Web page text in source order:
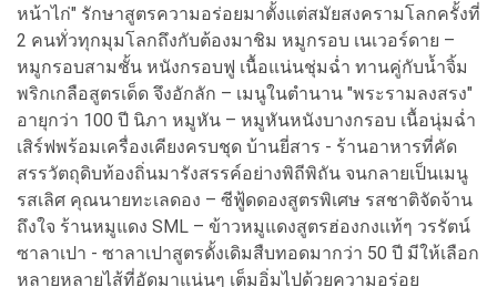
หน้าไก่" รักษาสูตรความอร่อยมาตั้งแต่สมัยสงครามโลกครั้งที่
2 คนทั่วทุกมุมโลกถึงกับต้องมาชิม หมูกรอบ เนเวอร์ดาย –
หมูกรอบสามชั้น หนังกรอบฟู เนื้อแน่นชุ่มฉ่ำ ทานคู่กับน้ำจิ้ม
พริกเกลือสูตรเด็ด จึงอักลัก – เมนูในตำนาน "พระรามลงสรง"
อายุกว่า 100 ปี นิภา หมูหัน – หมูหันหนังบางกรอบ เนื้อนุ่มฉ่ำ
เสิร์ฟพร้อมเครื่องเคียงครบชุด บ้านยี่สาร - ร้านอาหารที่คัด
สรรวัตถุดิบท้องถิ่นมารังสรรค์อย่างพิถีพิถัน จนกลายเป็นเมนู
รสเลิศ คุณนายทะเลดอง – ซีฟู้ดดองสูตรพิเศษ รสชาติจัดจ้าน
ถึงใจ ร้านหมูแดง SML – ข้าวหมูแดงสูตรฮ่องกงเเท้ๆ วรรัตน์
ซาลาเปา - ซาลาเปาสูตรดั้งเดิมสืบทอดมากว่า 50 ปี มีให้เลือก
หลายหลายไส้ที่อัดมาแน่นๆ เต็มอิ่มไปด้วยความอร่อย